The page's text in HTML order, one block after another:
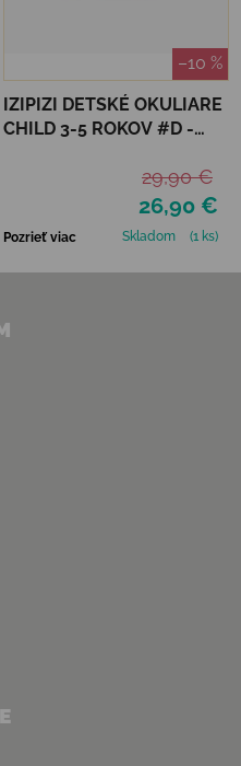
–10 %
IZIPIZI DETSKÉ OKULIARE
CHILD 3-5 ROKOV #D -
26,90 €
29,90 €
Pozrieť viac Skladom (1 ks)